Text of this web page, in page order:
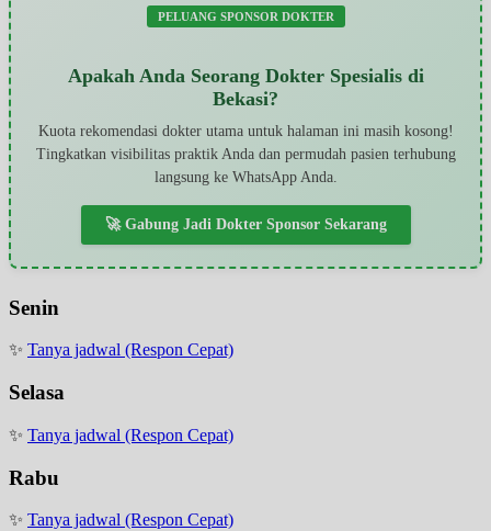
PELUANG SPONSOR DOKTER
Apakah Anda Seorang Dokter Spesialis di
Bekasi?
Kuota rekomendasi dokter utama untuk halaman ini masih kosong!
Tingkatkan visibilitas praktik Anda dan permudah pasien terhubung
langsung ke WhatsApp Anda.
🚀 Gabung Jadi Dokter Sponsor Sekarang
Senin
✨ Tanya jadwal (Respon Cepat)
Selasa
✨ Tanya jadwal (Respon Cepat)
Rabu
✨ Tanya jadwal (Respon Cepat)